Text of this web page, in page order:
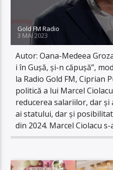
Gold FM Radio
3 MAI 2023
Autor: Oana-Medeea
i în Gușă, și-n căpușă”,
la Radio Gold FM, Ciprian
politică a lui Marcel
reducerea salariilor, dar
ai statului, dar și
din 2024. Marcel Ciolacu